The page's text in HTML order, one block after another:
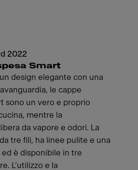
2022
Smart
design elegante con una
le cappe
sono un vero e proprio
mentre la
da vapore e odori. La
tre fili, ha linee pulite e una
è disponibile in tre
L’utilizzo e la